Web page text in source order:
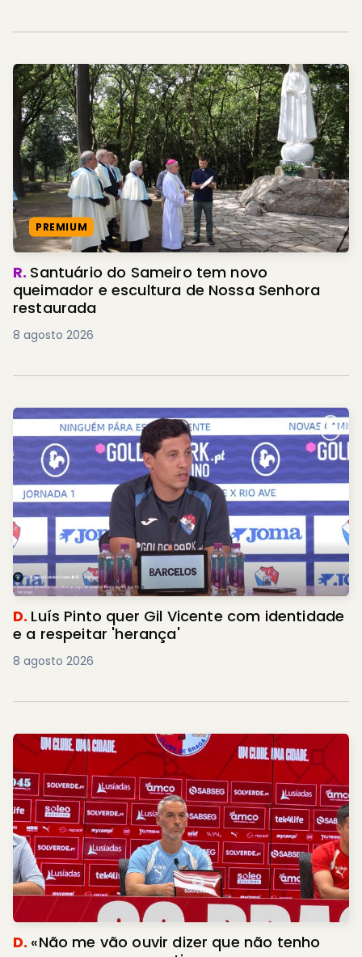
PREMIUM
R. Santuário do Sameiro tem novo
queimador e escultura de Nossa Senhora
restaurada
8 agosto 2026
D. Luís Pinto quer Gil Vicente com identidade
e a respeitar 'herança'
8 agosto 2026
D. «Não me vão ouvir dizer que não tenho